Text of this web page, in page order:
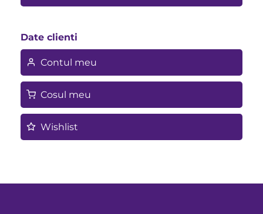
Date clienti
Contul meu
Cosul meu
Wishlist